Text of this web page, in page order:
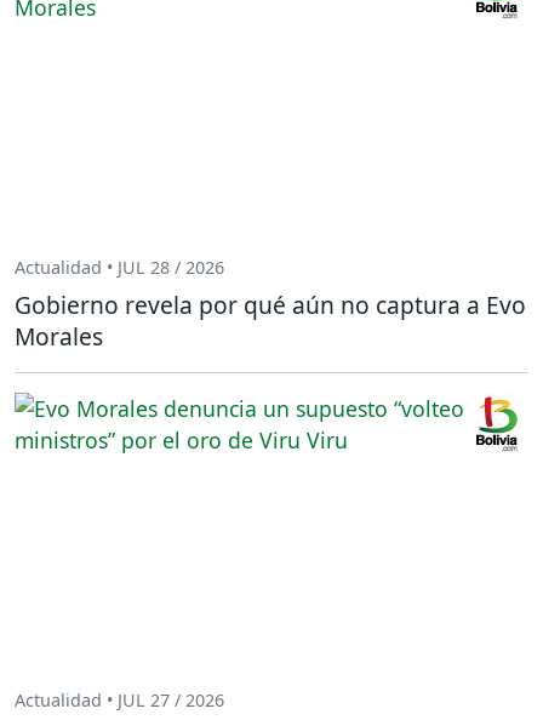
Actualidad • JUL 28 / 2026
Gobierno revela por qué aún no captura a Evo
Morales
Actualidad • JUL 27 / 2026